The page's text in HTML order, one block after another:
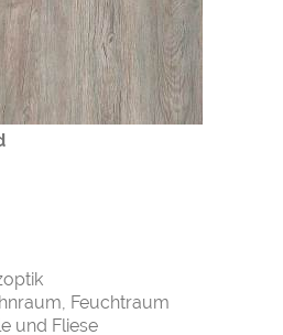
Feuchtraum
Fliese